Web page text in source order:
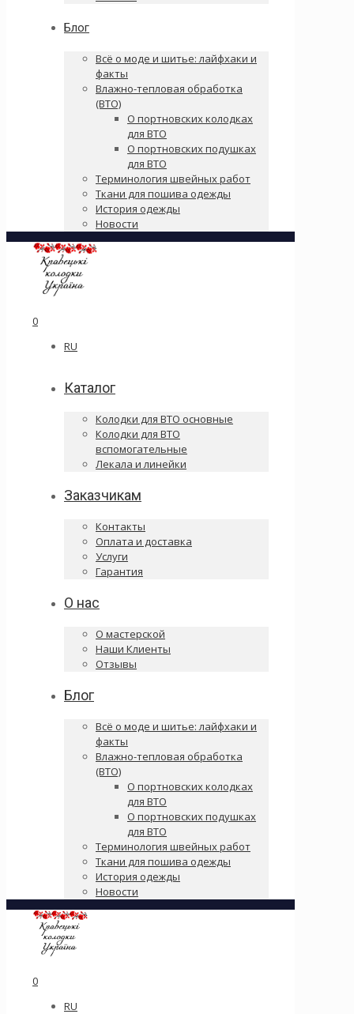
Блог
Всё о моде и шитье: лайфхаки и
факты
Влажно-тепловая обработка
(ВТО)
О портновских колодках
для ВТО
О портновских подушках
для ВТО
Терминология швейных работ
Ткани для пошива одежды
История одежды
Новости
0
RU
Каталог
Колодки для ВТО основные
Колодки для ВТО
вспомогательные
Лекала и линейки
Заказчикам
Контакты
Оплата и доставка
Услуги
Гарантия
О нас
О мастерской
Наши Клиенты
Отзывы
Блог
Всё о моде и шитье: лайфхаки и
факты
Влажно-тепловая обработка
(ВТО)
О портновских колодках
для ВТО
О портновских подушках
для ВТО
Терминология швейных работ
Ткани для пошива одежды
История одежды
Новости
0
RU